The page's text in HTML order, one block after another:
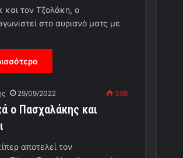
και τον Τζολάκη, ο
στο αυριανό ματς με
29/09/2022 398
ο Πασχαλάκης και
αποτελεί τον